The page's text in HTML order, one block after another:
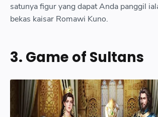
satunya figur yang dapat Anda panggil
bekas kaisar Romawi Kuno.
3. Game of Sultans